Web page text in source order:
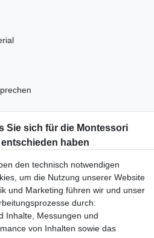
Materialien und
Infos
den technisch notwendigen
um die Nutzung unserer Website
und Marketing führen wir und unser
durch:
Inhalte, Messungen und
von Inhalten sowie das